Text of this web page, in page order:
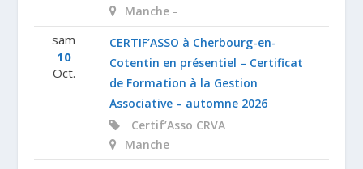
Manche -
sam
10
Oct.
CERTIF’ASSO à Cherbourg-en-
Cotentin en présentiel – Certificat
de Formation à la Gestion
Associative – automne 2026
Certif’Asso CRVA
Manche -